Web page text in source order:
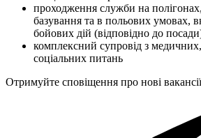
проходження служби на
базування та в польових умовах,
бойових дій (відповідно до
комплексний супровід з
соціальних питань
Отримуйте сповіщення про нові